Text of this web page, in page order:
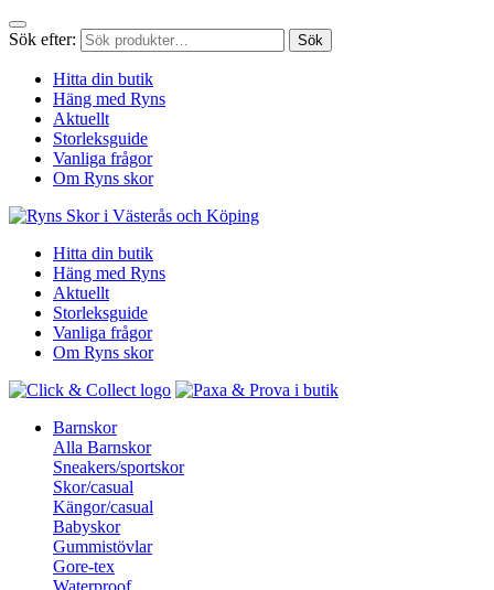
Sök efter: Sök
Hitta din butik
Häng med Ryns
Aktuellt
Storleksguide
Vanliga frågor
Om Ryns skor
Hitta din butik
Häng med Ryns
Aktuellt
Storleksguide
Vanliga frågor
Om Ryns skor
Barnskor
Alla Barnskor
Sneakers/sportskor
Skor/casual
Kängor/casual
Babyskor
Gummistövlar
Gore-tex
Waterproof